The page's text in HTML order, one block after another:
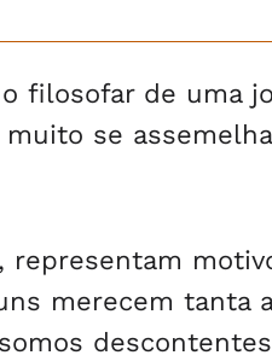
filosofar de uma
se
representam
merecem tanta